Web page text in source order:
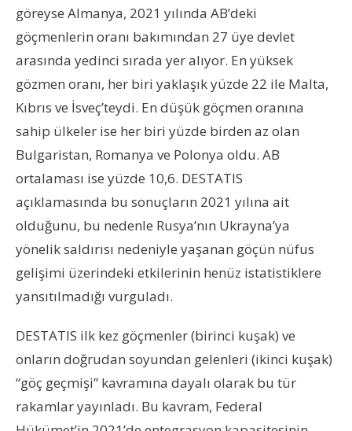
göreyse Almanya, 2021 yılında AB’deki
göçmenlerin oranı bakımından 27 üye devlet
arasında yedinci sırada yer alıyor. En yüksek
gözmen oranı, her biri yaklaşık yüzde 22 ile Malta,
Kıbrıs ve İsveç’teydi. En düşük göçmen oranına
sahip ülkeler ise her biri yüzde birden az olan
Bulgaristan, Romanya ve Polonya oldu. AB
ortalaması ise yüzde 10,6. DESTATIS
açıklamasında bu sonuçların 2021 yılına ait
olduğunu, bu nedenle Rusya’nın Ukrayna’ya
yönelik saldırısı nedeniyle yaşanan göçün nüfus
gelişimi üzerindeki etkilerinin henüz istatistiklere
yansıtılmadığı vurguladı.
DESTATIS ilk kez göçmenler (birinci kuşak) ve
onların doğrudan soyundan gelenleri (ikinci kuşak)
“göç geçmişi” kavramına dayalı olarak bu tür
rakamlar yayınladı. Bu kavram, Federal